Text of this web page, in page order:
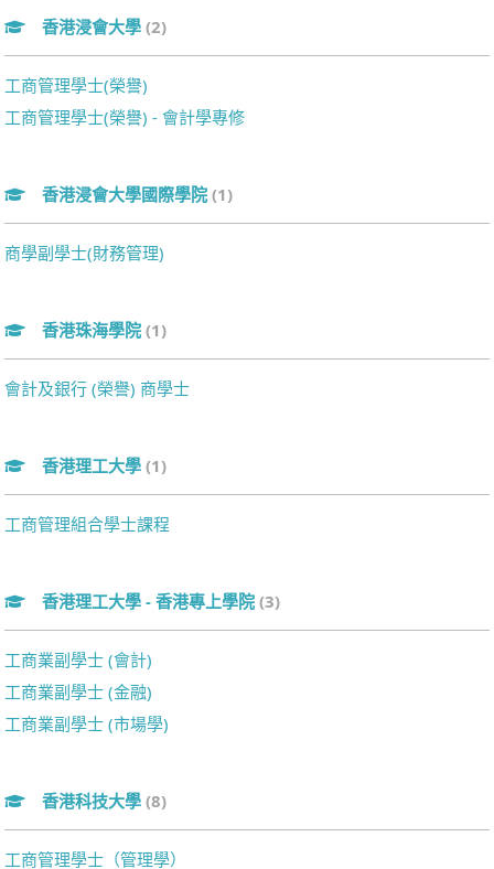
香港浸會大學 (2)
工商管理學士(榮譽)
工商管理學士(榮譽) - 會計學專修
香港浸會大學國際學院 (1)
商學副學士(財務管理)
香港珠海學院 (1)
會計及銀行 (榮譽) 商學士
香港理工大學 (1)
工商管理組合學士課程
香港理工大學 - 香港專上學院 (3)
工商業副學士 (會計)
工商業副學士 (金融)
工商業副學士 (市場學)
香港科技大學 (8)
工商管理學士（管理學）